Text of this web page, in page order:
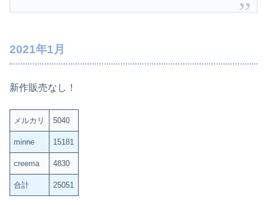
2021年1月
新作販売なし！
メルカリ 5040
minne 15181
creema 4830
合計 25051